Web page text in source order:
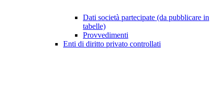
Dati società partecipate (da pubblicare in
tabelle)
Provvedimenti
Enti di diritto privato controllati